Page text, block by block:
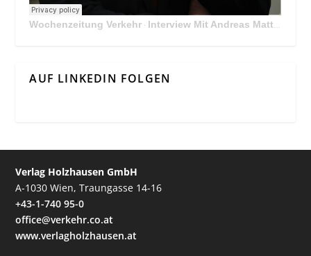
Wochenzeitung Verkehr · Interview Mit Andreas Matthä, CEO der ÖBB Holding
AUF LINKEDIN FOLGEN
Verlag Holzhausen GmbH
A-1030 Wien, Traungasse 14-16
+43-1-740 95-0
office@verkehr.co.at
www.verlagholzhausen.at